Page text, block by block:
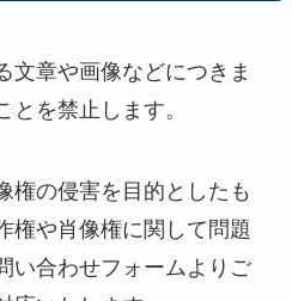
文章や画像などにつきま
とを禁止します。
権の侵害を目的としたも
権や肖像権に関して問題
い合わせフォームよりご